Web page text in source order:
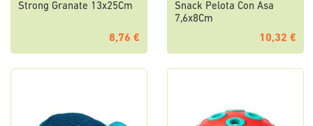
Strong Granate 13x25Cm
8,76 €
Snack Pelota Con Asa
7,6x8Cm
10,32 €